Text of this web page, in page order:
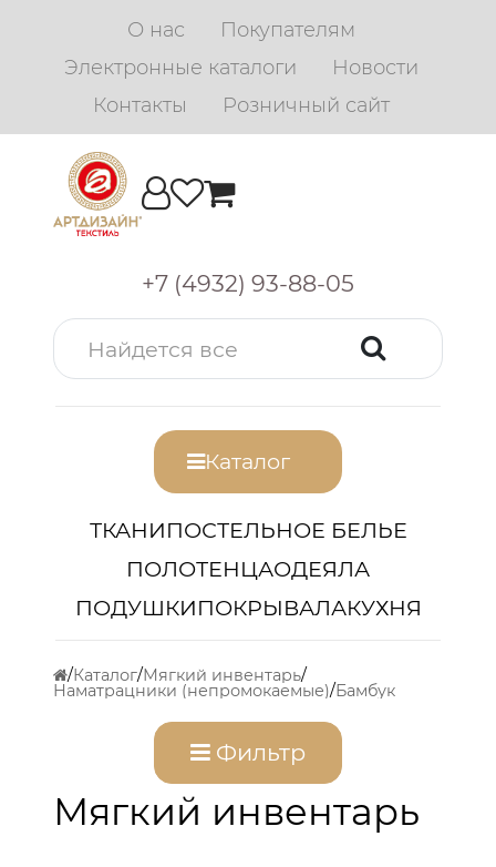
О нас
Покупателям
Электронные каталоги
Новости
Контакты
Розничный сайт
+7 (4932) 93-88-05
Каталог
ТКАНИПОСТЕЛЬНОЕ БЕЛЬЕ
ПОЛОТЕНЦАОДЕЯЛА
ПОДУШКИПОКРЫВАЛАКУХНЯ
Каталог Мягкий инвентарь
Наматрацники (непромокаемые) Бамбук
Фильтр
Мягкий инвентарь